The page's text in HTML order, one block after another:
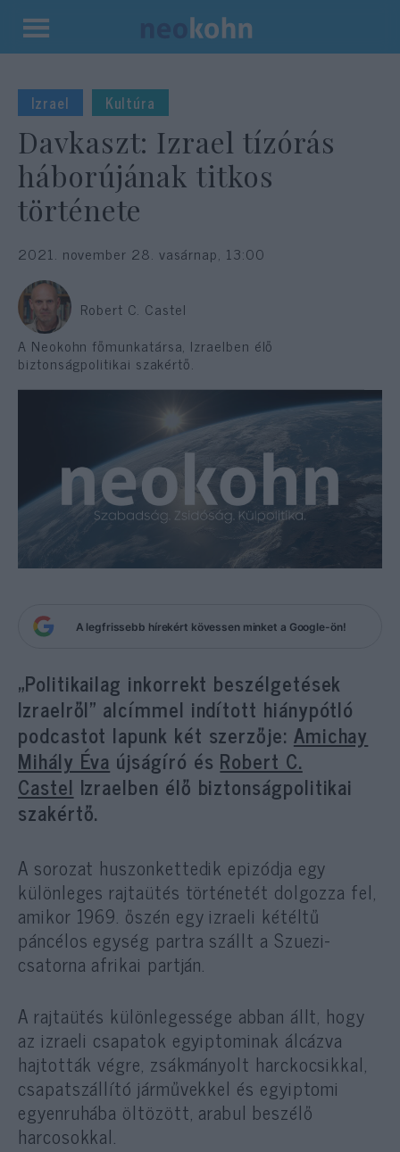
Kilépés
tartalomba
Izrael Kultúra
Davkaszt: Izrael tízórás
háborújának titkos
története
2021. november 28. vasárnap, 13:00
Robert C. Castel
A Neokohn főmunkatársa, Izraelben élő
biztonságpolitikai szakértő.
A legfrissebb hírekért kövessen minket a Google-ön!
„Politikailag inkorrekt beszélgetések
Izraelről” alcímmel indított hiánypótló
podcastot lapunk két szerzője: Amichay
Mihály Éva újságíró és Robert C.
Castel Izraelben élő biztonságpolitikai
szakértő.
A sorozat huszonkettedik epizódja egy
különleges rajtaütés történetét dolgozza fel,
amikor 1969. őszén egy izraeli kétéltű
páncélos egység partra szállt a Szuezi-
csatorna afrikai partján.
A rajtaütés különlegessége abban állt, hogy
az izraeli csapatok egyiptominak álcázva
hajtották végre, zsákmányolt harckocsikkal,
csapatszállító járművekkel és egyiptomi
egyenruhába öltözött, arabul beszélő
harcosokkal.